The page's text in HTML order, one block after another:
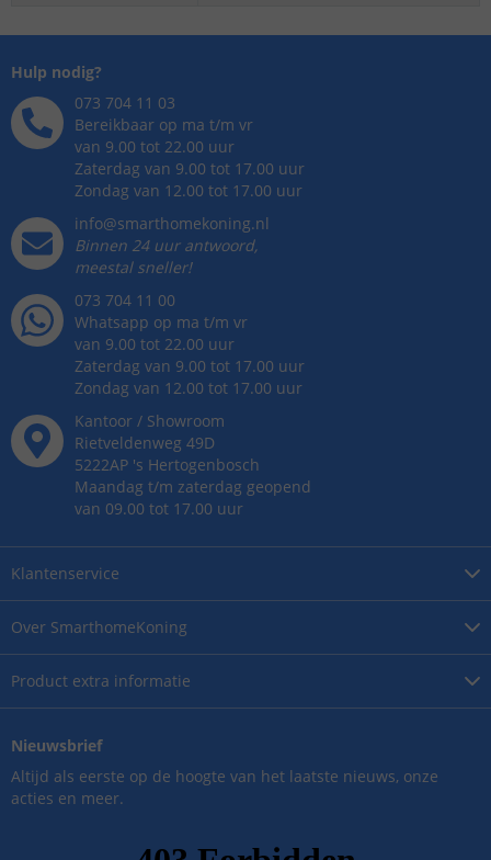
Over SmarthomeKoning
Product extra informatie
Klantenservice
Hulp nodig?
073 704 11 03
Bereikbaar op ma t/m vr
van 9.00 tot 22.00 uur
Zaterdag van 9.00 tot 17.00 uur
Zondag van 12.00 tot 17.00 uur
info@smarthomekoning.nl
Binnen 24 uur antwoord,
meestal sneller!
073 704 11 00
Whatsapp op ma t/m vr
van 9.00 tot 22.00 uur
Zaterdag van 9.00 tot 17.00 uur
Zondag van 12.00 tot 17.00 uur
Kantoor / Showroom
Rietveldenweg 49D
5222AP 's Hertogenbosch
Maandag t/m zaterdag geopend
van 09.00 tot 17.00 uur
Nieuwsbrief
Altijd als eerste op de hoogte van het laatste nieuws, onze
acties en meer.